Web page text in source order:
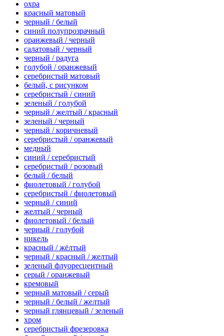
охра
красный матовый
черный / белый
синий полупрозрачный
оранжевый / черный
салатовый / черный
черный / радуга
голубой / оранжевый
серебристый матовый
белый, с рисунком
серебристый / синий
зеленый / голубой
черный / желтый / красный
зеленый / черный
черный / коричневый
серебристый / оранжевый
медный
синий / серебристый
серебристый / розовый
белый / белый
фиолетовый / голубой
серебристый / фиолетовый
черный / синий
желтый / черный
фиолетовый / белый
черный / голубой
никель
красный / жёлтый
черный / красный / желтый
зеленый флуоресцентный
серый / оранжевый
кремовый
черный матовый / серый
черный / белый / желтый
черный глянцевый / зеленый
хром
серебристый фрезеровка